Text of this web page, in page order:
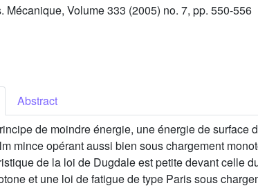
Mécanique, Volume 333 (2005) no. 7, pp. 550-556
Abstract
de moindre énergie, une énergie de
mince opérant aussi bien sous chargement
de la loi de Dugdale est petite devant celle
et une loi de fatigue de type Paris sous